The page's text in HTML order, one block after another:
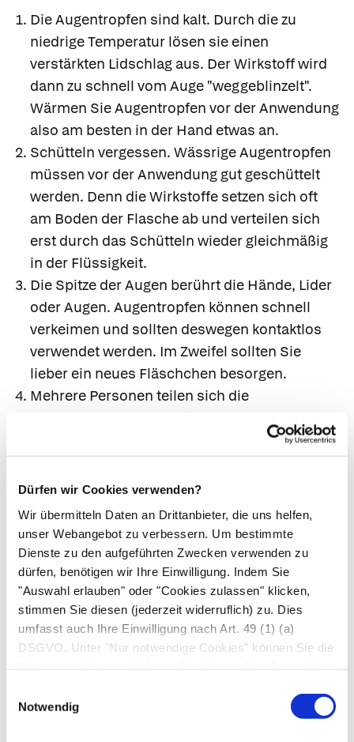
Dürfen wir Cookies verwenden?
Wir übermitteln Daten an Drittanbieter, die uns helfen,
unser Webangebot zu verbessern. Um bestimmte
Dienste zu den aufgeführten Zwecken verwenden zu
dürfen, benötigen wir Ihre Einwilligung. Indem Sie
"Auswahl erlauben" oder "Cookies zulassen" klicken,
stimmen Sie diesen (jederzeit widerruflich) zu. Dies
umfasst auch Ihre Einwilligung nach Art. 49 (1) (a)
DSGVO. Unter "Nur notwendige Cookies" können Sie die
Notwendig
Die Augentropfen sind kalt. Durch die zu
niedrige Temperatur lösen sie einen
verstärkten Lidschlag aus. Der Wirkstoff wird
dann zu schnell vom Auge "weggeblinzelt".
Wärmen Sie Augentropfen vor der Anwendung
also am besten in der Hand etwas an.
Schütteln vergessen. Wässrige Augentropfen
müssen vor der Anwendung gut geschüttelt
werden. Denn die Wirkstoffe setzen sich oft
am Boden der Flasche ab und verteilen sich
erst durch das Schütteln wieder gleichmäßig
in der Flüssigkeit.
Die Spitze der Augen berührt die Hände, Lider
oder Augen. Augentropfen können schnell
verkeimen und sollten deswegen kontaktlos
verwendet werden. Im Zweifel sollten Sie
lieber ein neues Fläschchen besorgen.
Mehrere Personen teilen sich die
einer Person verwendet werden. Die Gefahr ist
sonst groß, dass Keime von Auge zu Auge
wandern.
Blinzeln nach dem Eingeben der
Augentropfen. Versuchen Sie, direkt nach dem
Einträufeln nicht zu blinzeln. Sonst wird der
Wirkstoff zu schnell vom Auge abtransportiert.
Es kann helfen, beim Eingeben mit den Augen
fest einen Punkt zu fixieren.
Mehrere Tropfen gelangen ins Auge. Das Auge
waschen Sie den Wirkstoff aus, anstatt die